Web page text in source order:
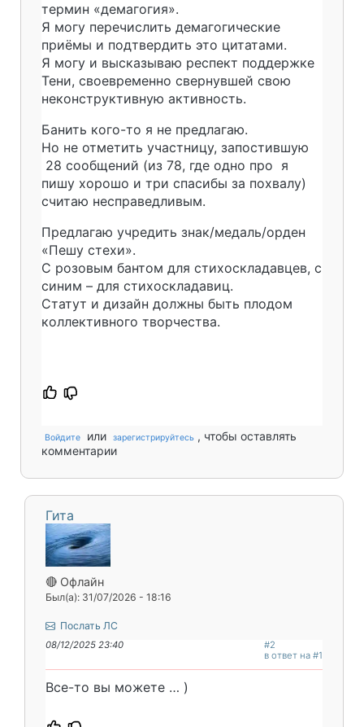
термин «демагогия».
Я могу перечислить демагогические
приёмы и подтвердить это цитатами.
Я могу и высказываю респект поддержке
Тени, своевременно свернувшей свою
неконструктивную активность.
Банить кого-то я не предлагаю.
Но не отметить участницу, запостившую
28 сообщений (из 78, где одно про я
пишу хорошо и три спасибы за похвалу)
считаю несправедливым.
Предлагаю учредить знак/медаль/орден
«Пешу стехи».
С розовым бантом для стихоскладавцев, с
синим – для стихоскладавиц.
Статут и дизайн должны быть плодом
коллективного творчества.
Войдите или зарегистрируйтесь , чтобы оставлять
комментарии
Гита
🔴 Офлайн
Был(а): 31/07/2026 - 18:16
Послать ЛС
08/12/2025 23:40
#2
в ответ на #1
Все-то вы можете … )